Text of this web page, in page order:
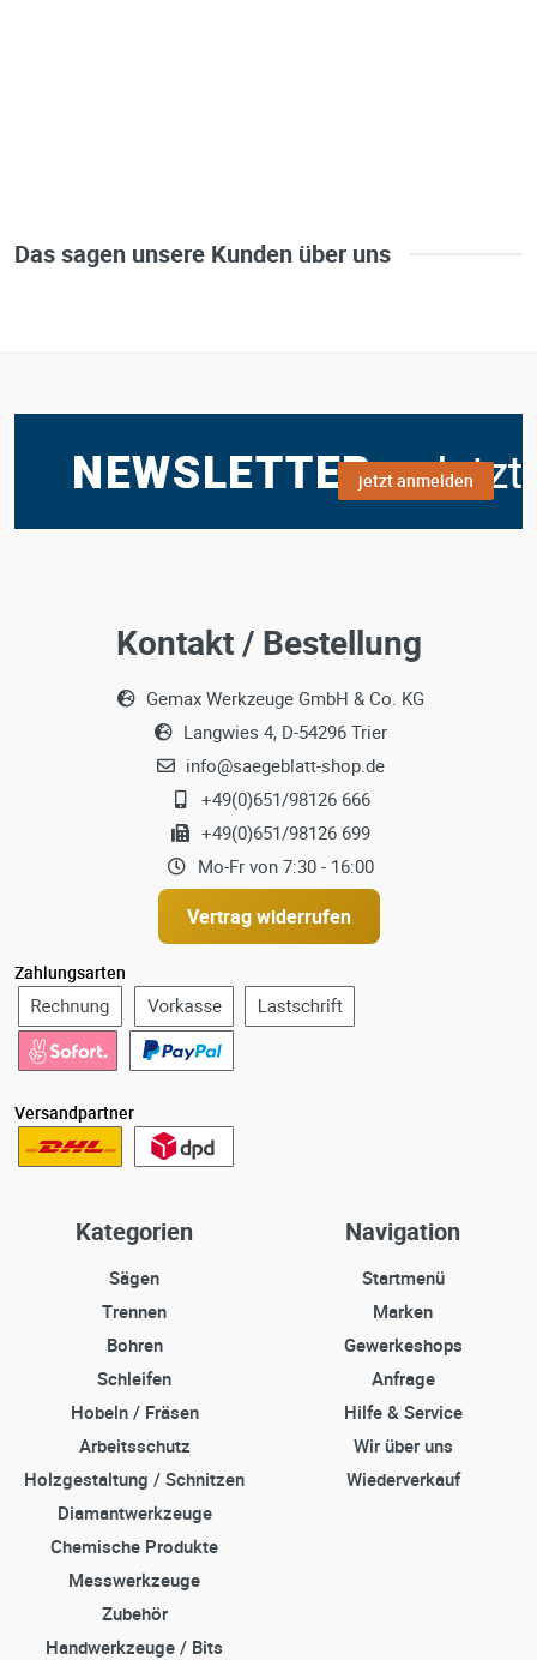
Das sagen unsere Kunden über uns
jetzt anmelden
Kontakt / Bestellung
Gemax Werkzeuge GmbH & Co. KG
Langwies 4, D-54296 Trier
info@saegeblatt-shop.de
+49(0)651/98126 666
+49(0)651/98126 699
Mo-Fr von 7:30 - 16:00
Vertrag widerrufen
Zahlungsarten
Versandpartner
Kategorien
Sägen
Trennen
Bohren
Schleifen
Hobeln / Fräsen
Arbeitsschutz
Holzgestaltung / Schnitzen
Diamantwerkzeuge
Chemische Produkte
Messwerkzeuge
Zubehör
Handwerkzeuge / Bits
Navigation
Startmenü
Marken
Gewerkeshops
Anfrage
Hilfe & Service
Wir über uns
Wiederverkauf